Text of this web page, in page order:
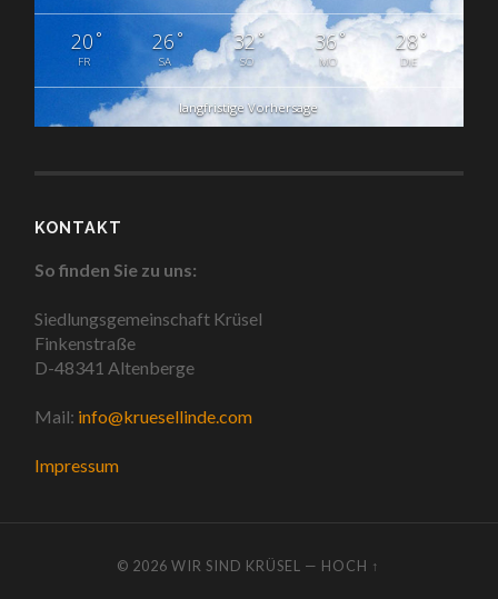
20°
FR
26°
SA
32°
SO
36°
MO
28°
DIE
langfristige Vorhersage
KONTAKT
So finden Sie zu uns:
Siedlungsgemeinschaft Krüsel
Finkenstraße
D-48341 Altenberge
Mail: info@kruesellinde.com
Impressum
© 2026WIR SIND KRÜSEL — HOCH ↑